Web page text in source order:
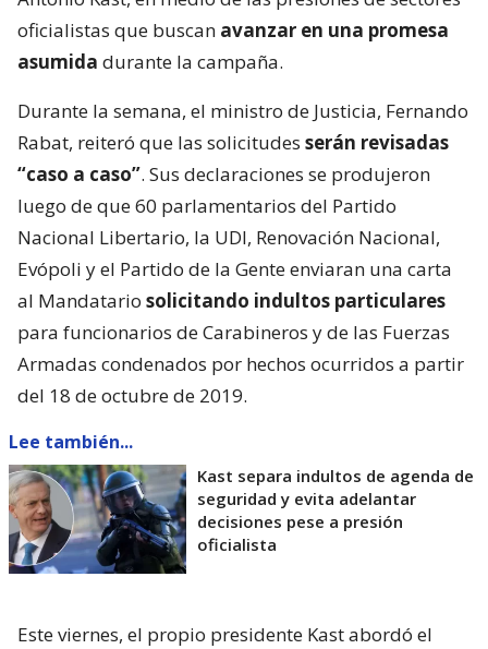
oficialistas que buscan avanzar en una promesa
asumida durante la campaña.
Durante la semana, el ministro de Justicia, Fernando
Rabat, reiteró que las solicitudes serán revisadas
“caso a caso”. Sus declaraciones se produjeron
luego de que 60 parlamentarios del Partido
Nacional Libertario, la UDI, Renovación Nacional,
Evópoli y el Partido de la Gente enviaran una carta
al Mandatario solicitando indultos particulares
para funcionarios de Carabineros y de las Fuerzas
Armadas condenados por hechos ocurridos a partir
del 18 de octubre de 2019.
Lee también...
Kast separa indultos de agenda de
seguridad y evita adelantar
decisiones pese a presión
oficialista
Este viernes, el propio presidente Kast abordó el